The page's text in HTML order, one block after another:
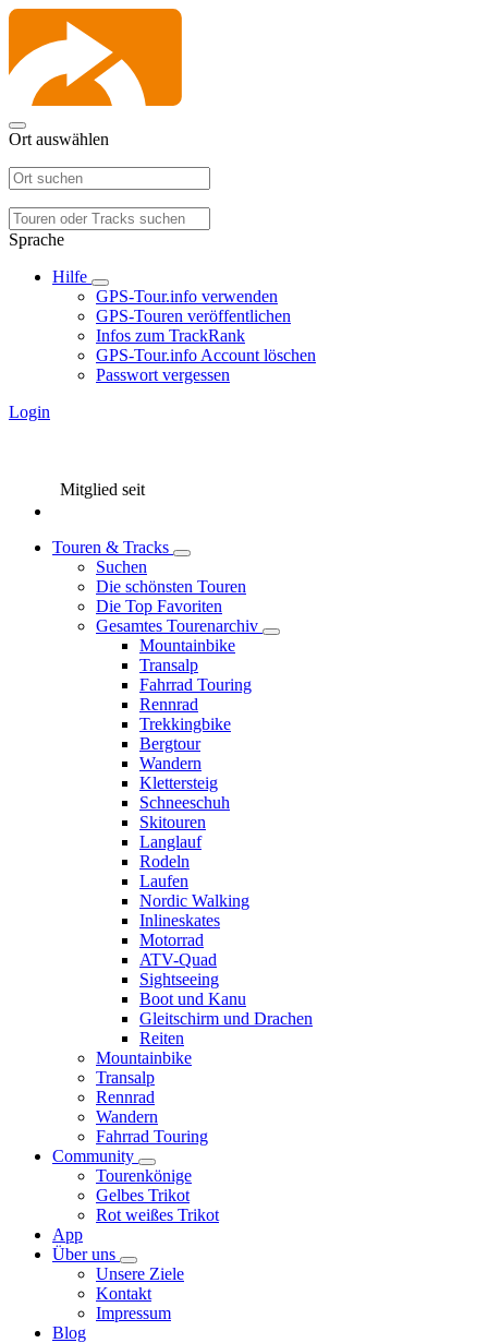
Ort auswählen
Sprache
Hilfe
GPS-Tour.info verwenden
GPS-Touren veröffentlichen
Infos zum TrackRank
GPS-Tour.info Account löschen
Passwort vergessen
Login
Mitglied seit
Touren & Tracks
Suchen
Die schönsten Touren
Die Top Favoriten
Gesamtes Tourenarchiv
Mountainbike
Transalp
Fahrrad Touring
Rennrad
Trekkingbike
Bergtour
Wandern
Klettersteig
Schneeschuh
Skitouren
Langlauf
Rodeln
Laufen
Nordic Walking
Inlineskates
Motorrad
ATV-Quad
Sightseeing
Boot und Kanu
Gleitschirm und Drachen
Reiten
Mountainbike
Transalp
Rennrad
Wandern
Fahrrad Touring
Community
Tourenkönige
Gelbes Trikot
Rot weißes Trikot
App
Über uns
Unsere Ziele
Kontakt
Impressum
Blog